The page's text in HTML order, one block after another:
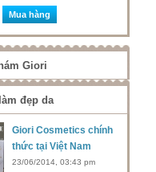
Mua hàng
Giori
đẹp da
Giori Cosmetics chính
thức tại Việt Nam
23/06/2014, 03:43 pm